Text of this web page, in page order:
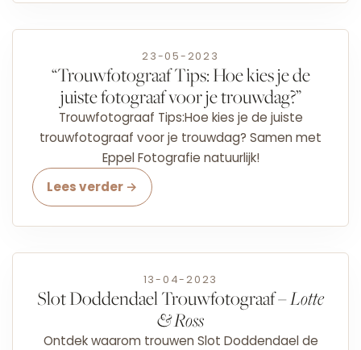
23-05-2023
“Trouwfotograaf Tips: Hoe kies je de
juiste fotograaf voor je trouwdag?”
Trouwfotograaf Tips:Hoe kies je de juiste
trouwfotograaf voor je trouwdag? Samen met
Eppel Fotografie natuurlijk!
Lees verder →
13-04-2023
Slot Doddendael Trouwfotograaf –Lotte
& Ross
Ontdek waarom trouwen Slot Doddendael de